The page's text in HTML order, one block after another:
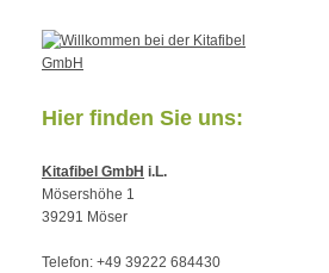
Hier finden Sie uns:
Kitafibel GmbH i.L.
Mösershöhe 1
39291 Möser
Telefon: +49 39222 684430